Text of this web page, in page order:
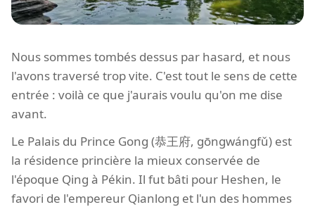
Nous sommes tombés dessus par hasard, et nous
l'avons traversé trop vite. C'est tout le sens de cette
entrée : voilà ce que j'aurais voulu qu'on me dise
avant.
Le Palais du Prince Gong (恭王府, gōngwángfǔ) est
la résidence princière la mieux conservée de
l'époque Qing à Pékin. Il fut bâti pour Heshen, le
favori de l'empereur Qianlong et l'un des hommes